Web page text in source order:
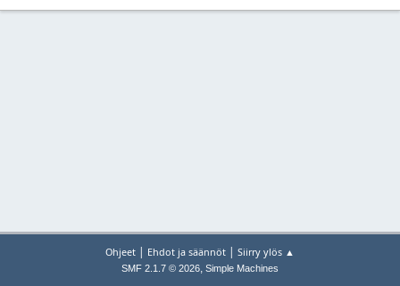
Ohjeet | Ehdot ja säännöt | Siirry ylös ▲
SMF 2.1.7 © 2026, Simple Machines